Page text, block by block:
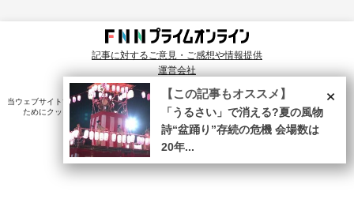
記事に対するご意見・ご感想や情報提供
運営会社
© Fuji News Network, Inc. All rights reserved.
当ウェブサイトでは、ユーザのニーズ・興味・関⼼に合致したコンテンツや広告配信を提供する
ためにクッキーを使⽤しています。詳細は、 プライバシーポリシー をご確認ください。
×
【この記事もオススメ】
「うるさい」で消える?夏の風物
詩“盆踊り”存続の危機 会場数は
20年...